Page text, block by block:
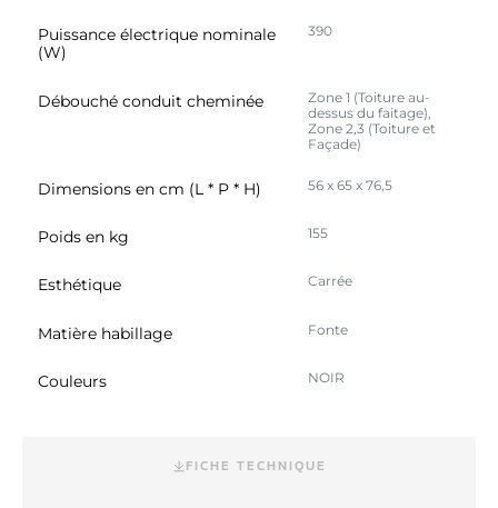
Puissance électrique nominale
(W)
390
Débouché conduit cheminée
Zone 1 (Toiture au-
dessus du faitage),
Zone 2,3 (Toiture et
Façade)
Dimensions en cm (L * P * H) 56 x 65 x 76,5
Poids en kg 155
Esthétique Carrée
Matière habillage Fonte
Couleurs NOIR
FICHE TECHNIQUE